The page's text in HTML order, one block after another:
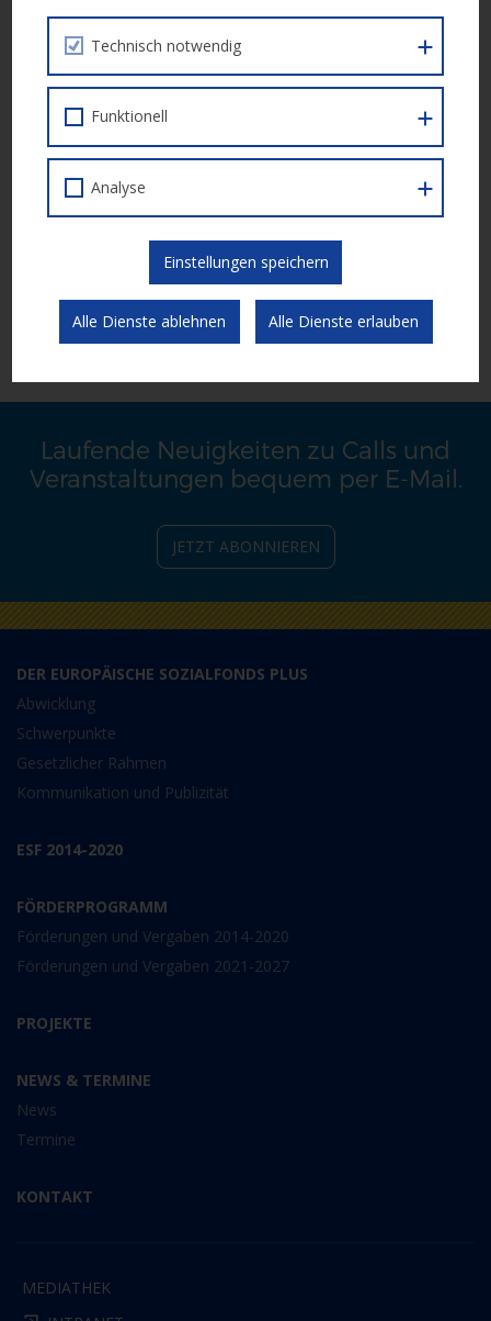
Weitere Informationen erhalten Sie in der folgenden Unterlage:
Call Dokument
Die Einreichung erfolgt elektronisch über dieESF Datenbank
Laufende Neuigkeiten zu Calls und
Veranstaltungen bequem per E-Mail.
JETZT ABONNIEREN
DER EUROPÄISCHE SOZIALFONDS PLUS
Abwicklung
Schwerpunkte
Gesetzlicher Rahmen
Kommunikation und Publizität
ESF 2014-2020
FÖRDERPROGRAMM
Förderungen und Vergaben 2014-2020
Förderungen und Vergaben 2021-2027
PROJEKTE
NEWS & TERMINE
News
Termine
KONTAKT
MEDIATHEK
Technisch notwendig
Funktionell
Analyse
Einstellungen speichern
Alle Dienste ablehnen Alle Dienste erlauben